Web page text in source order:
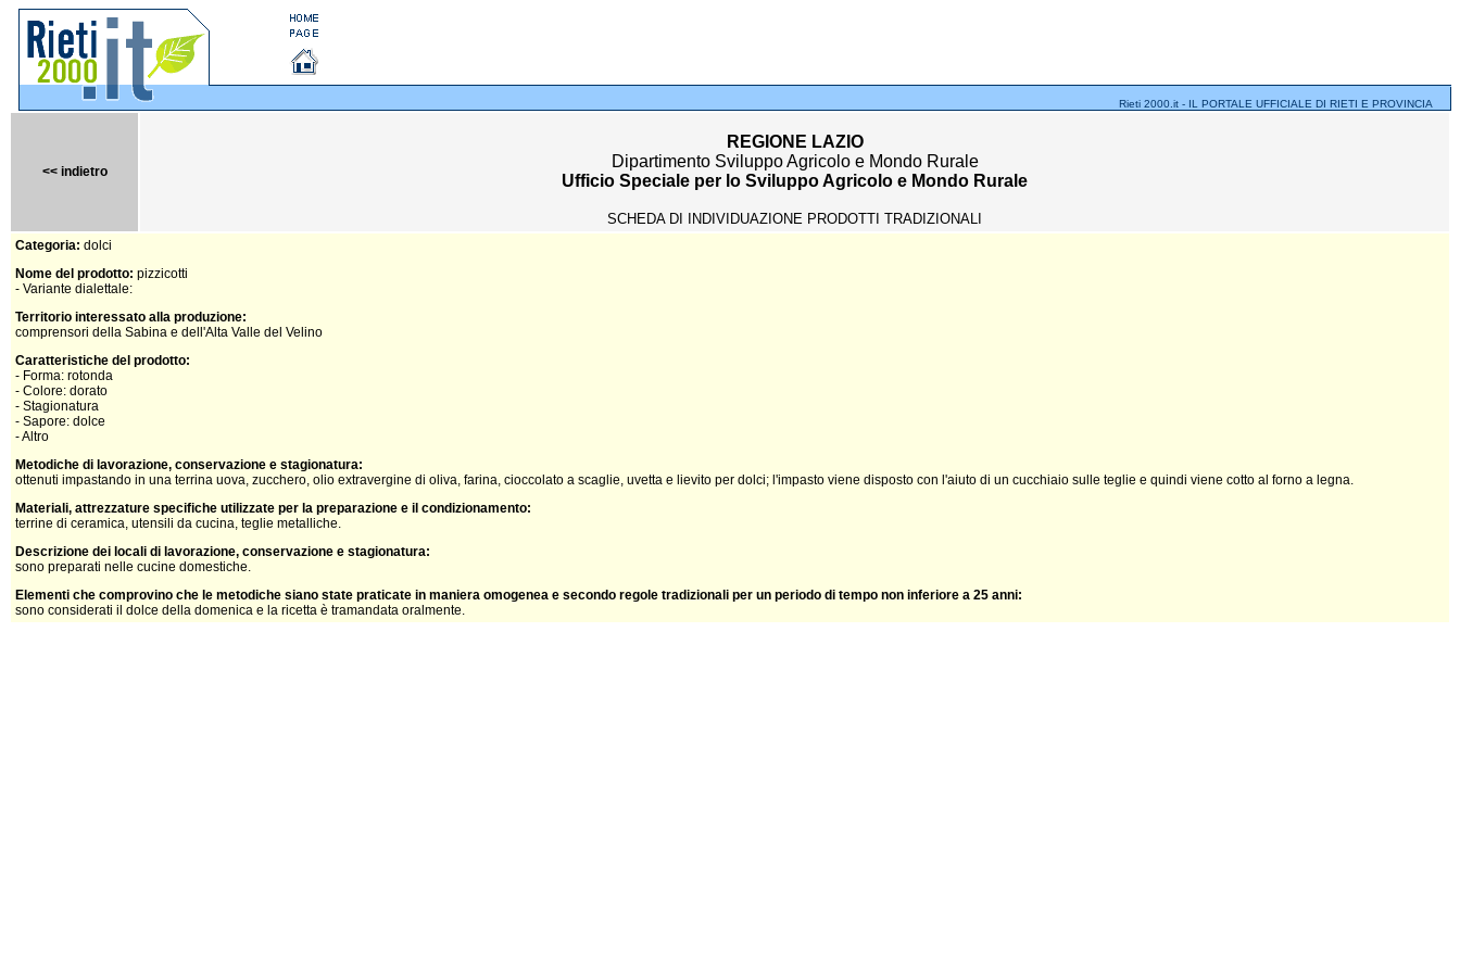
Rieti 2000.it - IL PORTALE UFFICIALE DI RIETI E PROVINCIA
<< indietro
REGIONE LAZIO
Dipartimento Sviluppo Agricolo e Mondo Rurale
Ufficio Speciale per lo Sviluppo Agricolo e Mondo Rurale
SCHEDA DI INDIVIDUAZIONE PRODOTTI TRADIZIONALI
Categoria: dolci
Nome del prodotto: pizzicotti
- Variante dialettale:
Territorio interessato alla produzione:
comprensori della Sabina e dell'Alta Valle del Velino
Caratteristiche del prodotto:
- Forma: rotonda
- Colore: dorato
- Stagionatura
- Sapore: dolce
- Altro
Metodiche di lavorazione, conservazione e stagionatura:
ottenuti impastando in una terrina uova, zucchero, olio extravergine di oliva, farina, cioccolato a scaglie, uvetta e lievito per dolci; l'impasto viene disposto con l'aiuto di un cucchiaio sulle teglie e quindi viene cotto al forno a legna.
Materiali, attrezzature specifiche utilizzate per la preparazione e il condizionamento:
terrine di ceramica, utensili da cucina, teglie metalliche.
Descrizione dei locali di lavorazione, conservazione e stagionatura:
sono preparati nelle cucine domestiche.
Elementi che comprovino che le metodiche siano state praticate in maniera omogenea e secondo regole tradizionali per un periodo di tempo non inferiore a 25 anni:
sono considerati il dolce della domenica e la ricetta è tramandata oralmente.